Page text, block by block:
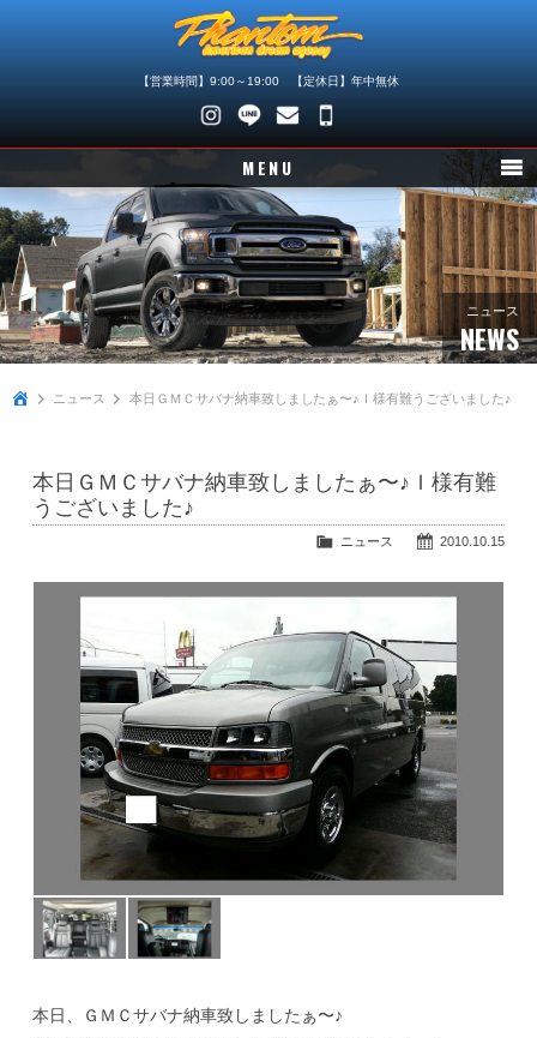
【営業時間】9:00～19:00 【定休日】年中無休
048-
745-
4446
MENU
ニュース
在庫車情報
パーツ情報
メンテナンス
買取査定
ニュース
NEWS
ニュース 本日ＧＭＣサバナ納車致しましたぁ〜♪Ｉ様有難うございました♪
本日ＧＭＣサバナ納車致しましたぁ〜♪Ｉ様有難
うございました♪
2010.10.15
ニュース
本日、ＧＭＣサバナ納車致しましたぁ〜♪